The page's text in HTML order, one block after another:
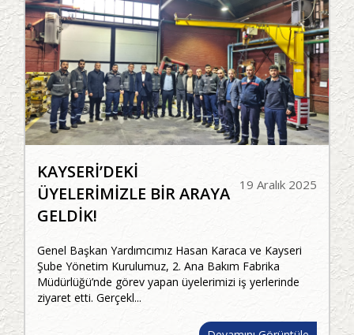
19 Aralık 2025
KAYSERİ’DEKİ
ÜYELERİMİZLE BİR ARAYA
GELDİK!
Genel Başkan Yardımcımız Hasan Karaca ve Kayseri
Şube Yönetim Kurulumuz, 2. Ana Bakım Fabrika
Müdürlüğü’nde görev yapan üyelerimizi iş yerlerinde
ziyaret etti. Gerçekl...